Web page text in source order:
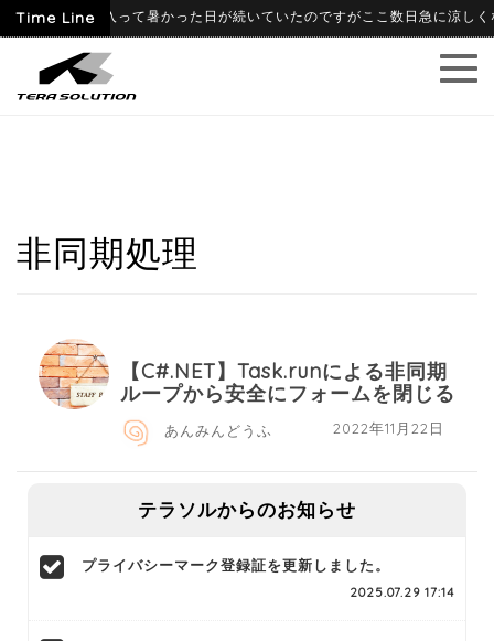
Time Line
06-09 6月に入って暑かった日が続いていたのですがここ数日急に涼しく
非同期処理
【C#.NET】Task.runによる非同期
ループから安全にフォームを閉じる
2022年11月22日
あんみんどうふ
テラソルからのお知らせ
プライバシーマーク登録証を更新しました。
2025.07.29 17:14